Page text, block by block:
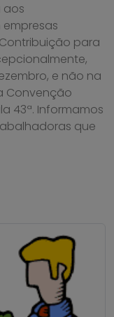
aos
para
e não na
Convenção
43ª. Informamos
que